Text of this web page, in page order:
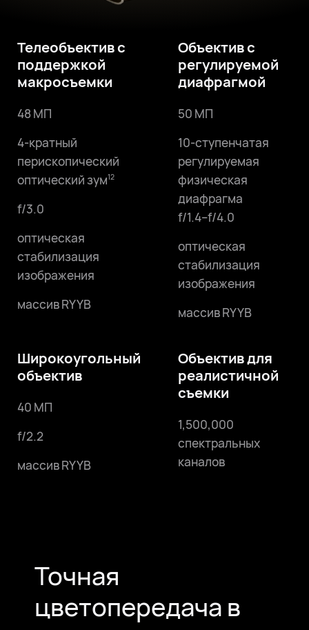
Телеобъектив с
поддержкой
макросъемки
48 МП
4-кратный
перископический
оптический зум12
f/3.0
оптическая
стабилизация
изображения
массив RYYB
Широкоугольный
объектив
40 МП
f/2.2
массив RYYB
Объектив для
реалистичной
съемки
1,500,000
спектральных
каналов
Объектив с
регулируемой
диафрагмой
50 МП
10-ступенчатая
регулируемая
физическая
диафрагма
f/1.4–f/4.0
оптическая
стабилизация
изображения
массив RYYB
Точная
цветопередача в